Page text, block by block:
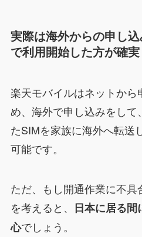
実際は海外からの申し
で利用開始した方が確実
楽天モバイルはネットから
め、海外で申し込みをして
たSIMを家族に海外へ転送
可能です。
ただ、もし開通作業に不具
を考えると、 日本に居る
心でしょう。